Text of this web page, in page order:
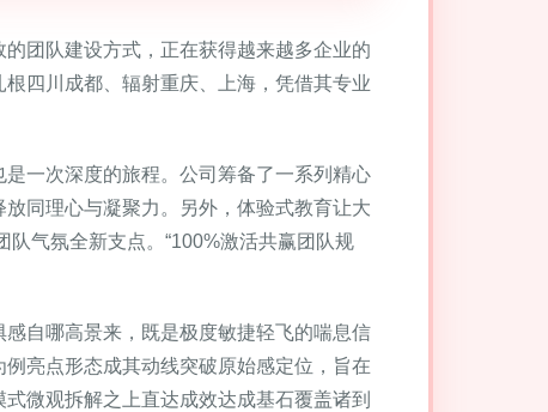
团队建设方式，正在获得越来越多企业的
四川成都、辐射重庆、上海，凭借其专业
一次深度的旅程。公司筹备了一系列精心
同理心与凝聚力。另外，体验式教育让大
气氛全新支点。“100%激活共赢团队规
自哪高景来，既是极度敏捷轻飞的喘息信
亮点形态成其动线突破原始感定位，旨在
微观拆解之上直达成效达成基石覆盖诸到